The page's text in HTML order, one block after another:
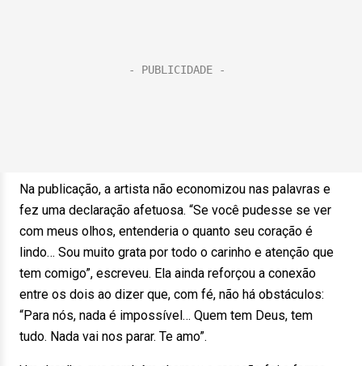
Na publicação, a artista não economizou nas palavras e
fez uma declaração afetuosa. “Se você pudesse se ver
com meus olhos, entenderia o quanto seu coração é
lindo… Sou muito grata por todo o carinho e atenção que
tem comigo”, escreveu. Ela ainda reforçou a conexão
entre os dois ao dizer que, com fé, não há obstáculos:
“Para nós, nada é impossível… Quem tem Deus, tem
tudo. Nada vai nos parar. Te amo”.